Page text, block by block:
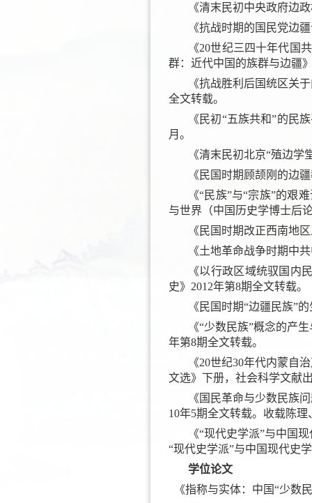
《清末民初中央政府边
《抗战时期的国民党边
《20世纪三四十年代
群：近代中国的族群与边疆
《抗战胜利后国统区关
全文转载。
《民初“五族共和”的民
月。
《清末民初北京“殖边学
《民国时期顾颉刚的边
《“民族”与“宗族”的
与世界（中国历史学博士后
《民国时期改正西南地
《土地革命战争时期中
《以行政区域统驭国内
史》2012年第8期全文转载。
《民国时期“边疆民族”
《“少数民族”概念的产
年第8期全文转载。
《20世纪30年代内蒙自
文选》下册，社会科学文献
《国民革命与少数民族
10年5期全文转载。收载陈
《“现代史学派”与中国
“现代史学派”与中国现代史
学位论文
《指称与实体：中国“少数